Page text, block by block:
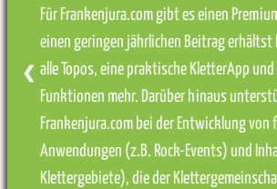
Für Frankenjura.com gibt es einen
einen geringen jährlichen Beitrag erhältst
alle Topos, eine praktische KletterApp und
Funktionen mehr. Darüber hinaus
Frankenjura.com bei der Entwicklung von
Anwendungen (z.B. Rock-Events) und
Klettergebiete), die der
❮